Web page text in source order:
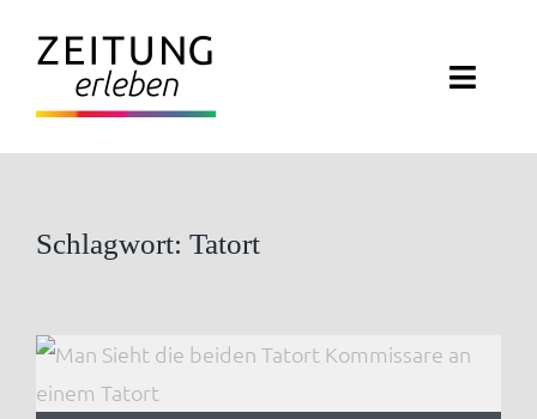
Inhalt
springen
VERANSTALTUNGEN
ZEITUNGSWELT
Schlagwort: Tatort